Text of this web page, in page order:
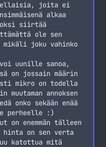
joita ei
alkaa
siirtää
ole sen
mikäli joku vahinko
uunille sanoa,
on jossain määrin
mikro on todella
muutaman annoksen
onko sekään enää
perheelle :)
on enemmän tälleen
on sen verta
katottua mitä